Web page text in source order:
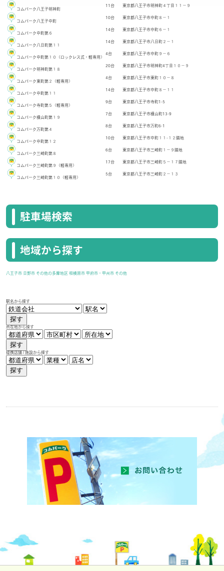
コムパーク八王子明神町
11台 東京都八王子市明神町４丁目１１－９
コムパーク八王子中町
10台 東京都八王子市中町８－１
コムパーク中町第６
14台 東京都八王子市中町６－１
コムパーク八日町第１１
14台 東京都八王子市八日町２－１
コムパーク中町第１０（ロックレス式・軽専用）
4台 東京都八王子市中町９－６
コムパーク明神町第１８
20台 東京都八王子市明神町4丁目１０－９
コムパーク東町第２（軽専用）
4台 東京都八王子市東町１０－８
コムパーク中町第１１
14台 東京都八王子市中町８－１１
コムパーク寺町第５（軽専用）
9台 東京都八王子市寺町1-5
コムパーク横山町第１９
7台 東京都八王子市横山町13-9
コムパーク万町第４
8台 東京都八王子市万町6-1
コムパーク中町第１２
10台 東京都八王子市中町１１-１２隣地
コムパーク三崎町第８
6台 東京都八王子市三崎町１－９隣地
コムパーク三崎町第９（軽専用）
17台 東京都八王子市三崎町５－１７隣地
コムパーク三崎町第１０（軽専用）
5台 東京都八王子市三崎町２－１３
駐車場検索
地域から探す
八王子市 日野市 その他の多摩地区 相模原市 甲府市・甲州市 その他
駅名から探す
探す
所在地から探す
探す
提携店舗 / 施設から探す
探す